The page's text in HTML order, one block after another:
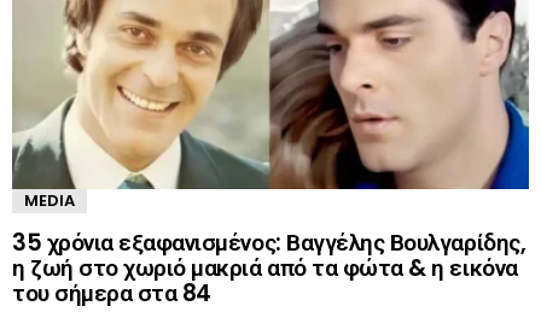
MEDIA
35 χρόνια εξαφανισμένος: Βαγγέλης Βουλγαρίδης,
η ζωή στο χωριό μακριά από τα φώτα & η εικόνα
του σήμερα στα 84